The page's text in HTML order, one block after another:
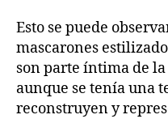
Esto se puede
mascarones
son parte íntima de
aunque se tenía una
reconstruyen y